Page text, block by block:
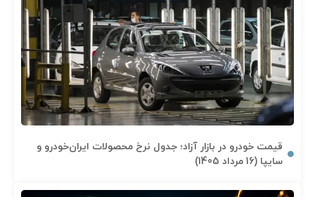
قیمت خودرو در بازار آزاد؛ جدول نرخ محصولات ایران‌خودرو و
سایپا (16 مرداد 1405)